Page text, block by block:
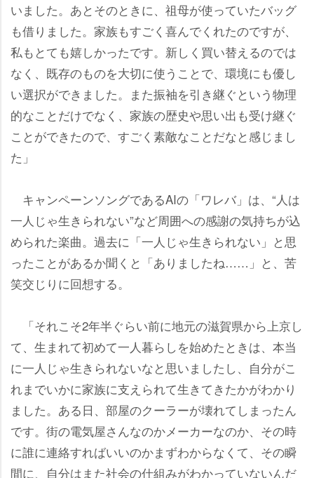
いました。あとそのときに、祖母が使っていたバッグ
も借りました。家族もすごく喜んでくれたのですが、
私もとても嬉しかったです。新しく買い替えるのでは
なく、既存のものを大切に使うことで、環境にも優し
い選択ができました。また振袖を引き継ぐという物理
的なことだけでなく、家族の歴史や思い出も受け継ぐ
ことができたので、すごく素敵なことだなと感じまし
た」
キャンペーンソングであるAIの「ワレバ」は、“人は
一人じゃ生きられない”など周囲への感謝の気持ちが込
められた楽曲。過去に「一人じゃ生きられない」と思
ったことがあるか聞くと「ありましたね……」と、苦
笑交じりに回想する。
「それこそ2年半ぐらい前に地元の滋賀県から上京し
て、生まれて初めて一人暮らしを始めたときは、本当
に一人じゃ生きられないなと思いましたし、自分がこ
れまでいかに家族に支えられて生きてきたかがわかり
ました。ある日、部屋のクーラーが壊れてしまったん
です。街の電気屋さんなのかメーカーなのか、その時
に誰に連絡すればいいのかまずわからなくて、その瞬
間に、自分はまた社会の仕組みがわかっていないんだ